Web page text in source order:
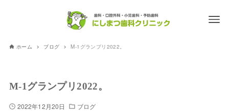
ホーム ブログ M-1グランプリ2022。
M-1グランプリ2022。
2022年12月20日 ブログ